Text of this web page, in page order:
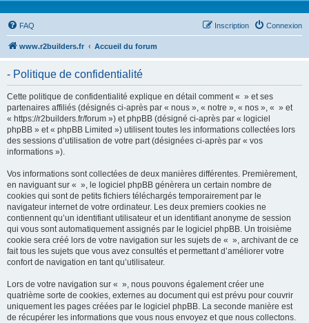
FAQ Connexion
Inscription
www.r2builders.fr Accueil du forum
- Politique de confidentialité
Cette politique de confidentialité explique en détail comment « » et ses
partenaires affiliés (désignés ci-après par « nous », « notre », « nos », « » et
« https://r2builders.fr/forum ») et phpBB (désigné ci-après par « logiciel
phpBB » et « phpBB Limited ») utilisent toutes les informations collectées lors
des sessions d’utilisation de votre part (désignées ci-après par « vos
informations »).
Vos informations sont collectées de deux manières différentes. Premièrement,
en naviguant sur « », le logiciel phpBB génèrera un certain nombre de
cookies qui sont de petits fichiers téléchargés temporairement par le
navigateur internet de votre ordinateur. Les deux premiers cookies ne
contiennent qu’un identifiant utilisateur et un identifiant anonyme de session
qui vous sont automatiquement assignés par le logiciel phpBB. Un troisième
cookie sera créé lors de votre navigation sur les sujets de « », archivant de ce
fait tous les sujets que vous avez consultés et permettant d’améliorer votre
confort de navigation en tant qu’utilisateur.
Lors de votre navigation sur « », nous pouvons également créer une
quatrième sorte de cookies, externes au document qui est prévu pour couvrir
uniquement les pages créées par le logiciel phpBB. La seconde manière est
de récupérer les informations que vous nous envoyez et que nous collectons.